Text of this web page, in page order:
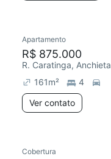
Redecorar
Apartamento
R$ 875.000
R. Caratinga, Anchieta
161m²
4
Ver contato
Redecorar
Cobertura